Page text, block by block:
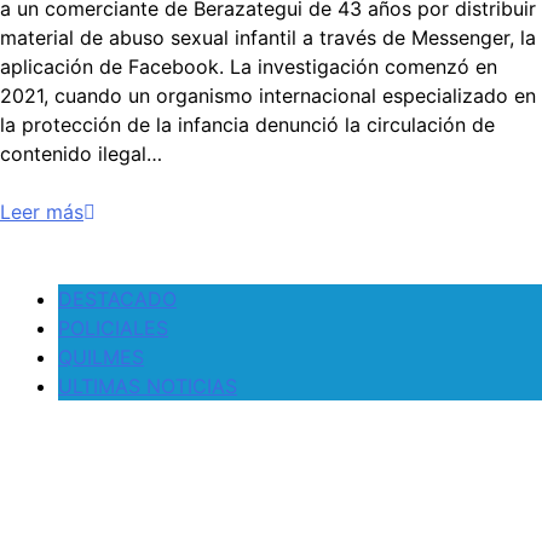
a un comerciante de Berazategui de 43 años por distribuir
material de abuso sexual infantil a través de Messenger, la
aplicación de Facebook. La investigación comenzó en
2021, cuando un organismo internacional especializado en
la protección de la infancia denunció la circulación de
contenido ilegal…
Leer más
DESTACADO
POLICIALES
QUILMES
ULTIMAS NOTICIAS